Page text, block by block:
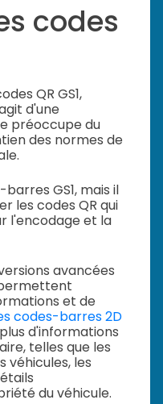
codes
QR GS1,
d'une
préoccupe du
des normes de
GS1, mais il
les codes QR qui
l'encodage et la
avancées
et de
codes-barres 2D
d'informations
telles que les
véhicules, les
du véhicule.